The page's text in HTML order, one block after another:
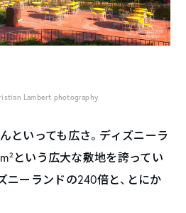
Lambert photography
といっても広さ。ディズニーラ
という広大な敷地を誇ってい
ニーランドの240倍と、とにか